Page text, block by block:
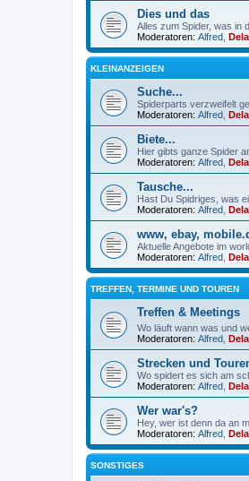
Dies und das
Alles zum Spider, was in
Moderatoren: Alfred
KLEINANZEIGEN
Suche...
Spiderparts verzweifelt
Moderatoren: Alfred
Biete...
Hier gibts ganze Spider
Moderatoren: Alfred
Tausche...
Hast Du Spidriges, was
Moderatoren: Alfred
www, ebay,
Aktuelle Angebote im
Moderatoren: Alfred
TREFFEN, TERMINE UND TOUREN
Treffen & Meetings
Wo läuft wann was und
Moderatoren: Alfred
Strecken und
Wo spidert es sich am
Moderatoren: Alfred
Wer war's?
Hey, wer ist denn da an
Moderatoren: Alfred
SONSTIGES